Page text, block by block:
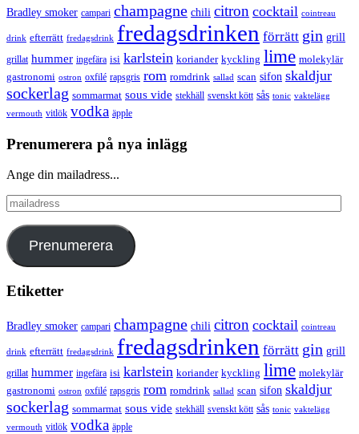
Bradley smoker campari champagne chili citron cocktail cointreau
drink efterrätt fredagsdrink fredagsdrinken förrätt gin grill
grillat hummer ingefära isi karlstein koriander kyckling lime molekylär
gastronomi ostron oxfilé rapsgris rom romdrink sallad scan sifon skaldjur
sockerlag sommarmat sous vide stekhäll svenskt kött sås tonic vaktelägg
vermouth vitlök vodka äpple
Prenumerera på nya inlägg
Ange din mailadress...
mailadress
Prenumerera
Etiketter
Bradley smoker campari champagne chili citron cocktail cointreau
drink efterrätt fredagsdrink fredagsdrinken förrätt gin grill
grillat hummer ingefära isi karlstein koriander kyckling lime molekylär
gastronomi ostron oxfilé rapsgris rom romdrink sallad scan sifon skaldjur
sockerlag sommarmat sous vide stekhäll svenskt kött sås tonic vaktelägg
vermouth vitlök vodka äpple